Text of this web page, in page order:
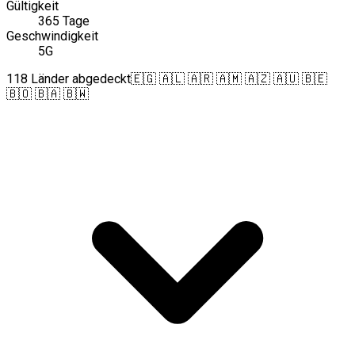
Gültigkeit
365 Tage
Geschwindigkeit
5G
118 Länder abgedeckt🇪🇬 🇦🇱 🇦🇷 🇦🇲 🇦🇿 🇦🇺 🇧🇪
🇧🇴 🇧🇦 🇧🇼